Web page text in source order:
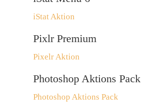
iStat Aktion
Pixlr Premium
Pixelr Aktion
Photoshop Aktions Pack
Photoshop Aktions Pack